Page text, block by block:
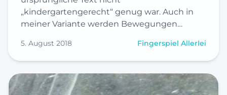
„kindergartengerecht“ genug war. Auch in
meiner Variante werden Bewegungen…
5. August 2018 Fingerspiel Allerlei